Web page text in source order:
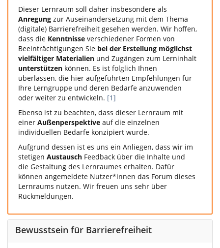
Dieser Lernraum soll daher insbesondere als
Anregung zur Auseinandersetzung mit dem Thema
(digitale) Barrierefreiheit gesehen werden. Wir hoffen,
dass die Kenntnisse verschiedener Formen von
Beeinträchtigungen Sie bei der Erstellung möglichst
vielfältiger Materialien und Zugängen zum Lerninhalt
unterstützen können. Es ist folglich Ihnen
überlassen, die hier aufgeführten Empfehlungen für
Ihre Lerngruppe und deren Bedarfe anzuwenden
oder weiter zu entwickeln. [1]
Ebenso ist zu beachten, dass dieser Lernraum mit
einer Außenperspektive auf die einzelnen
individuellen Bedarfe konzipiert wurde.
Aufgrund dessen ist es uns ein Anliegen, dass wir im
stetigen Austausch Feedback über die Inhalte und
die Gestaltung des Lernraumes erhalten. Dafür
können angemeldete Nutzer*innen das Forum dieses
Lernraums nutzen. Wir freuen uns sehr über
Rückmeldungen.
Bewusstsein für Barrierefreiheit